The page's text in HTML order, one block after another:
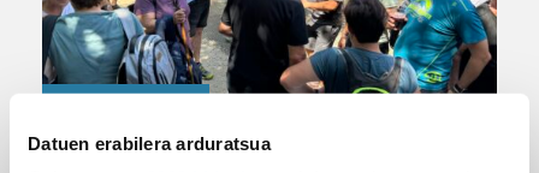
Datuen erabilera arduratsua
Urbiako zelaiak erromeria leku